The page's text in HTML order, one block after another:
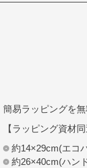
簡易ラッピングを無
【ラッピング資材
約14×29cm(エコ
約26×40cm(ハン